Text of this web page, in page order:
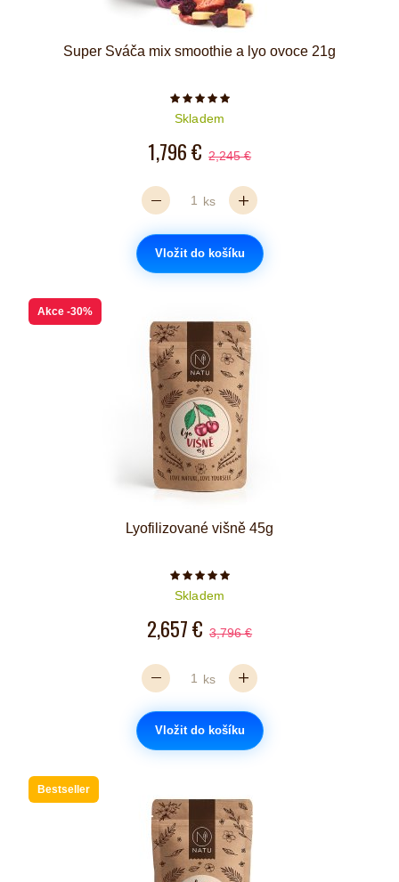
Super Sváča mix smoothie a lyo ovoce 21g
Počet hvězdiček je 5 z 5
Skladem
1,796 € 2,245 €
ks
Vložit do košíku
Akce -30%
Lyofilizované višně 45g
Počet hvězdiček je 5 z 5
Skladem
2,657 € 3,796 €
ks
Vložit do košíku
Bestseller